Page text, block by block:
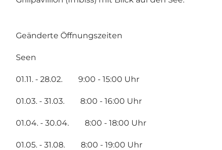
Geänderte Öffnungszeiten
Seen
01.11. - 28.02. 9:00 - 15:00 Uhr
01.03. - 31.03. 8:00 - 16:00 Uhr
01.04. - 30.04. 8:00 - 18:00 Uhr
01.05. - 31.08. 8:00 - 19:00 Uhr